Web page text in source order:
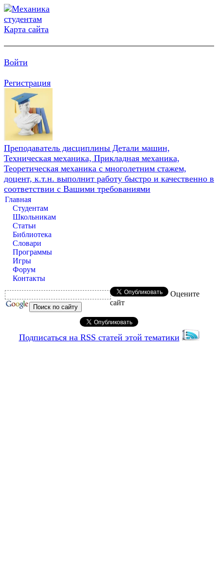
Карта сайта
Войти
Регистрация
Преподаватель дисциплины Детали машин,
Техническая механика, Прикладная механика,
Теоретическая механика с многолетним стажем,
доцент, к.т.н. выполнит работу быстро и качественно в
соответствии с Вашими требованиями
Главная
Студентам
Школьникам
Статьи
Библиотека
Словари
Программы
Игры
Форум
Контакты
Оцените
сайт
Подписаться на RSS статей этой тематики